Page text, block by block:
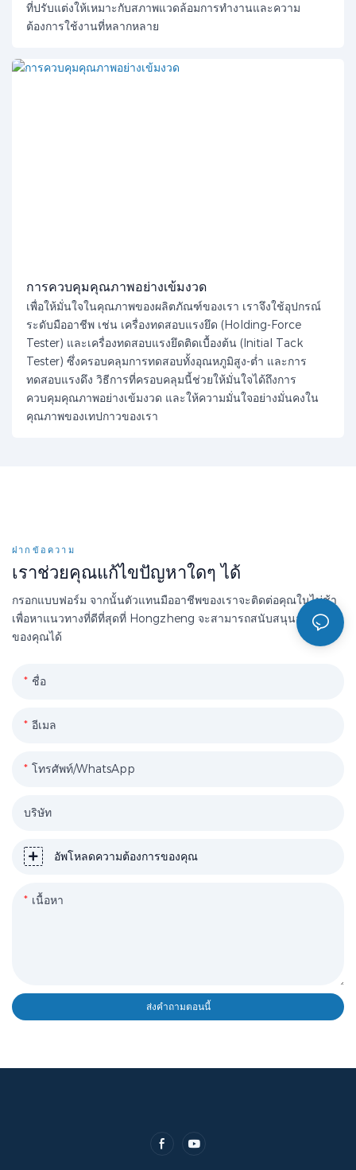
ที่ปรับแต่งให้เหมาะกับสภาพแวดล้อมการทำงานและความ
ต้องการใช้งานที่หลากหลาย
การควบคุมคุณภาพอย่างเข้มงวด
เพื่อให้มั่นใจในคุณภาพของผลิตภัณฑ์ของเรา เราจึงใช้อุปกรณ์
ระดับมืออาชีพ เช่น เครื่องทดสอบแรงยึด (Holding-Force
Tester) และเครื่องทดสอบแรงยึดติดเบื้องต้น (Initial Tack
Tester) ซึ่งครอบคลุมการทดสอบทั้งอุณหภูมิสูง-ต่ำ และการ
ทดสอบแรงดึง วิธีการที่ครอบคลุมนี้ช่วยให้มั่นใจได้ถึงการ
ควบคุมคุณภาพอย่างเข้มงวด และให้ความมั่นใจอย่างมั่นคงใน
คุณภาพของเทปกาวของเรา
ฝากข้อความ
เราช่วยคุณแก้ไขปัญหาใดๆ ได้
กรอกแบบฟอร์ม จากนั้นตัวแทนมืออาชีพของเราจะติดต่อคุณในไม่ช้า
เพื่อหาแนวทางที่ดีที่สุดที่ Hongzheng จะสามารถสนับสนุนองค์กร
ของคุณได้
ชื่อ
อีเมล
โทรศัพท์/WhatsApp
บริษัท
อัพโหลดความต้องการของคุณ
เนื้อหา
ส่งคำถามตอนนี้